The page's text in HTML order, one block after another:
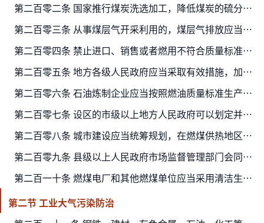
第二百零二条 国家推行煤炭洗选加工，降低煤炭的硫分和灰分，限制高硫分、高灰分煤炭的开采。新建煤矿应当同步建设配套的煤炭洗选设施，使煤炭的硫分、灰分含量达到规定标准；已建成的煤…
第二百零三条 从事煤层气开采利用的，煤层气排放应当符合相关标准规范。
第二百零四条 禁止进口、销售或者燃用不符合质量标准的煤炭，鼓励燃用优质煤炭。
第二百零五条 地方各级人民政府应当采取有效措施，加强散煤的管理，禁止销售不符合散煤质量标准的煤炭，鼓励、支持采取清洁低碳能源、集中供热替代等措施防治燃用散煤造成大气污染。
第二百零六条 石油炼制企业应当按照燃油质量标准生产燃油。
第二百零七条 设区的市级以上地方人民政府可以划定并公布高污染燃料禁燃区，并根据大气环境质量改善要求，逐步扩大高污染燃料禁燃区范围。高污染燃料的目录由国务院生态环境主管部门确定…
第二百零八条 城市建设应当统筹规划，在燃煤供热地区，推进热电联产和集中供热。在集中供热管网覆盖地区，禁止新建、扩建分散燃煤供热锅炉；已建成的不能达标排放的燃煤供热锅炉，应当在…
第二百零九条 县级以上人民政府市场监督管理部门会同生态环境主管部门对锅炉生产、进口、销售、使用环节执行大气污染防治标准或者要求的情况进行监督检查；不符合大气污染防治标准或者要…
第二百一十条 燃煤电厂和其他燃煤单位应当采用清洁生产工艺，配套建设除尘、脱硫、脱硝等装置，或者采取技术改造等其他控制大气污染物排放的措施。
第二节 工业大气污染防治